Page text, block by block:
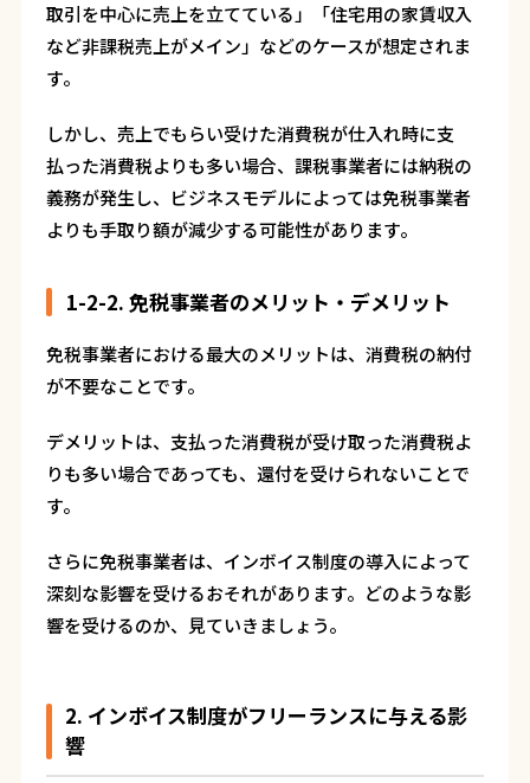
取引を中心に売上を立てている」「住宅用の家賃収入
など非課税売上がメイン」などのケースが想定されま
す。
しかし、売上でもらい受けた消費税が仕入れ時に支
払った消費税よりも多い場合、課税事業者には納税の
義務が発生し、ビジネスモデルによっては免税事業者
よりも手取り額が減少する可能性があります。
1-2-2. 免税事業者のメリット・デメリット
免税事業者における最大のメリットは、消費税の納付
が不要なことです。
デメリットは、支払った消費税が受け取った消費税よ
りも多い場合であっても、還付を受けられないことで
す。
さらに免税事業者は、インボイス制度の導入によって
深刻な影響を受けるおそれがあります。どのような影
響を受けるのか、見ていきましょう。
2. インボイス制度がフリーランスに与える影
響